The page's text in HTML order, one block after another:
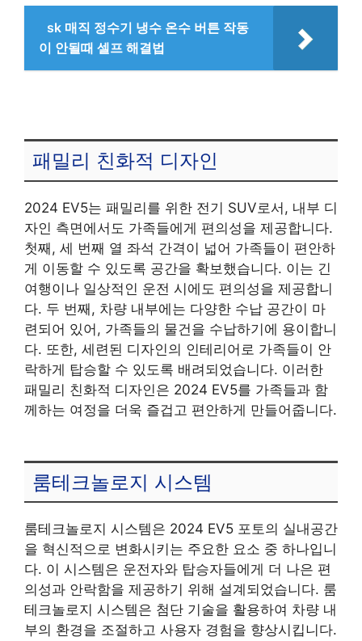
sk 매직 정수기 냉수 온수 버튼 작동
이 안될때 셀프 해결법
패밀리 친화적 디자인
2024 EV5는 패밀리를 위한 전기 SUV로서, 내부 디
자인 측면에서도 가족들에게 편의성을 제공합니다.
첫째, 세 번째 열 좌석 간격이 넓어 가족들이 편안하
게 이동할 수 있도록 공간을 확보했습니다. 이는 긴
여행이나 일상적인 운전 시에도 편의성을 제공합니
다. 두 번째, 차량 내부에는 다양한 수납 공간이 마
련되어 있어, 가족들의 물건을 수납하기에 용이합니
다. 또한, 세련된 디자인의 인테리어로 가족들이 안
락하게 탑승할 수 있도록 배려되었습니다. 이러한
패밀리 친화적 디자인은 2024 EV5를 가족들과 함
께하는 여정을 더욱 즐겁고 편안하게 만들어줍니다.
룸테크놀로지 시스템
룸테크놀로지 시스템은 2024 EV5 포토의 실내공간
을 혁신적으로 변화시키는 주요한 요소 중 하나입니
다. 이 시스템은 운전자와 탑승자들에게 더 나은 편
의성과 안락함을 제공하기 위해 설계되었습니다. 룸
테크놀로지 시스템은 첨단 기술을 활용하여 차량 내
부의 환경을 조절하고 사용자 경험을 향상시킵니다.